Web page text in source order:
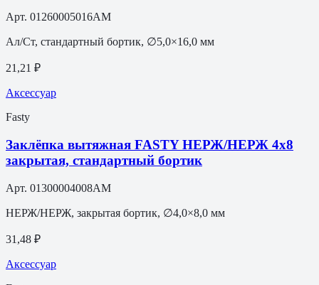
Арт. 01260005016AM
Ал/Ст, стандартный бортик, ∅5,0×16,0 мм
21,21 ₽
Аксессуар
Fasty
Заклёпка вытяжная FASTY НЕРЖ/НЕРЖ 4х8
закрытая, стандартный бортик
Арт. 01300004008AM
НЕРЖ/НЕРЖ, закрытая бортик, ∅4,0×8,0 мм
31,48 ₽
Аксессуар